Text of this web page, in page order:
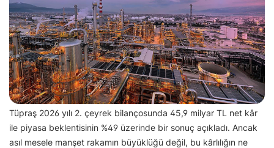
Tüpraş 2026 yılı 2. çeyrek bilançosunda 45,9 milyar TL net kâr
ile piyasa beklentisinin %49 üzerinde bir sonuç açıkladı. Ancak
asıl mesele manşet rakamın büyüklüğü değil, bu kârlılığın ne